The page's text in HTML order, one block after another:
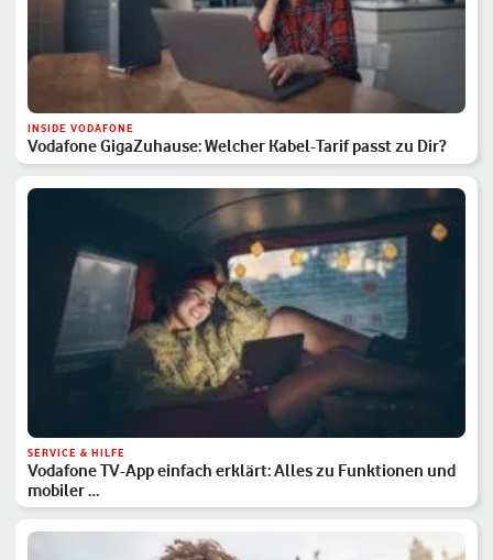
INSIDE VODAFONE
Vodafone GigaZuhause: Welcher Kabel-Tarif passt zu Dir?
SERVICE & HILFE
Vodafone TV-App einfach erklärt: Alles zu Funktionen und
mobiler …